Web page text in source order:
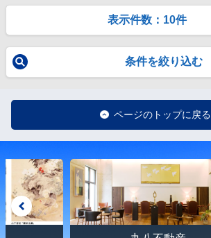
表示件数：10件
条件を絞り込む
ページのトップに戻る